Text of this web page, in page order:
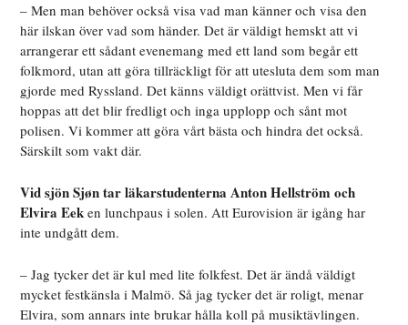
– Men man behöver också visa vad man känner och visa den
här ilskan över vad som händer. Det är väldigt hemskt att vi
arrangerar ett sådant evenemang med ett land som begår ett
folkmord, utan att göra tillräckligt för att utesluta dem som man
gjorde med Ryssland. Det känns väldigt orättvist. Men vi får
hoppas att det blir fredligt och inga upplopp och sånt mot
polisen. Vi kommer att göra vårt bästa och hindra det också.
Särskilt som vakt där.
Vid sjön Sjøn tar läkarstudenterna Anton Hellström och
Elvira Eek en lunchpaus i solen. Att Eurovision är igång har
inte undgått dem.
– Jag tycker det är kul med lite folkfest. Det är ändå väldigt
mycket festkänsla i Malmö. Så jag tycker det är roligt, menar
Elvira, som annars inte brukar hålla koll på musiktävlingen.